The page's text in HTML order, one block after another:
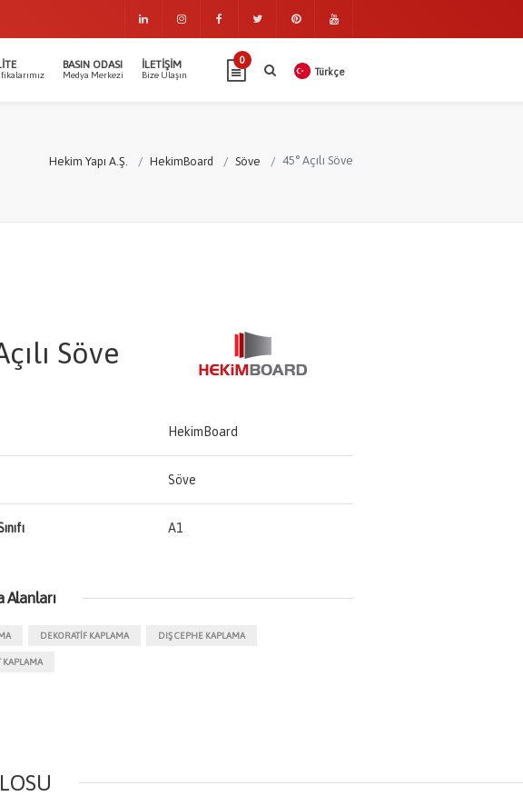
0
Türkçe
BASIN ODASI
Medya Merkezi
İLETIŞIM
Bize Ulaşın
Hekim Yapı A.Ş. HekimBoard Söve 45° Açılı Söve
Söve
HekimBoard
Söve
A1
Alanları
DEKORATIF KAPLAMA DIŞ CEPHE KAPLAMA
KAPLAMA